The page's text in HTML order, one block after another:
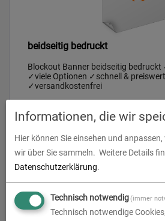
beidseitig bedruckt
Blockout Banner beidseitig
✓viele Optionen ✓schnell &
✓versandkostenfrei
Produkte inBlockout
Informationen, die wir
Hier können Sie einsehen und
wir über Sie sammeln. Weitere Details
Datenschutzerklärung.
Technisch notwendig(immer
Technisch notwendige